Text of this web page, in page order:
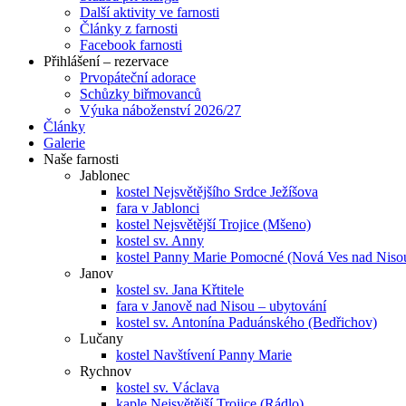
Další aktivity ve farnosti
Články z farnosti
Facebook farnosti
Přihlášení – rezervace
Prvopáteční adorace
Schůzky biřmovanců
Výuka náboženství 2026/27
Články
Galerie
Naše farnosti
Jablonec
kostel Nejsvětějšího Srdce Ježíšova
fara v Jablonci
kostel Nejsvětější Trojice (Mšeno)
kostel sv. Anny
kostel Panny Marie Pomocné (Nová Ves nad
Janov
kostel sv. Jana Křtitele
fara v Janově nad Nisou – ubytování
kostel sv. Antonína Paduánského (Bedřichov)
Lučany
kostel Navštívení Panny Marie
Rychnov
kostel sv. Václava